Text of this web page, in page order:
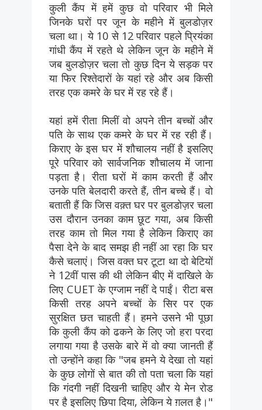
कुली कैंप में हमें कुछ वो परिवार भी मिले
जिनके घरों पर जून के महीने में बुलडोज़र
चला था। ये 10 से 12 परिवार पहले प्रियंका
गांधी कैंप में रहते थे लेकिन जून के महीने में
जब बुलडोज़र चला तो कुछ दिन ये सड़क पर
या फिर रिश्तेदारों के यहां रहे और अब किसी
तरह एक कमरे के घर में रह रहे हैं।
यहां हमें रीता मिलीं वो अपने तीन बच्चों और
पति के साथ एक कमरे के घर में रह रही हैं।
किराए के इस घर में शौचालय नहीं है इसलिए
पूरे परिवार को सार्वजनिक शौचालय में जाना
पड़ता है। रीता घरों में काम करती हैं और
उनके पति बेलदारी करते हैं, तीन बच्चे हैं। वो
बताती हैं कि जिस वक़्त घर पर बुलडोज़र चला
उस दौरान उनका काम छूट गया, अब किसी
तरह काम तो मिल गया है लेकिन किराए का
पैसा देने के बाद समझ ही नहीं आ रहा कि घर
कैसे चलाएं। जिस वक्त घर टूटा था दो बेटियों
ने 12वीं पास की थी लेकिन बीए में दाखिले के
लिए CUET के एग्जाम नहीं दे पाईं। रीटा बस
किसी तरह अपने बच्चों के सिर पर एक
सुरक्षित छत चाहती हैं। हमने उसने भी पूछा
कि कुली कैंप को ढकने के लिए जो हरा परदा
लगाया गया है उसके बारे में वो क्या जानती हैं
तो उन्होंने कहा कि "जब हमने ये देखा तो यहां
के कुछ लोगों से बात की तो पता चला कि यहां
कि गंदगी नहीं दिखनी चाहिए और ये मेन रोड
पर है इसलिए छिपा दिया, लेकिन ये ग़लत है।"